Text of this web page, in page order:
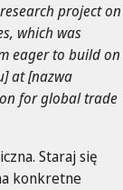
project on
which was
eager to build on
at [nazwa
for global trade
Staraj się
konkretne